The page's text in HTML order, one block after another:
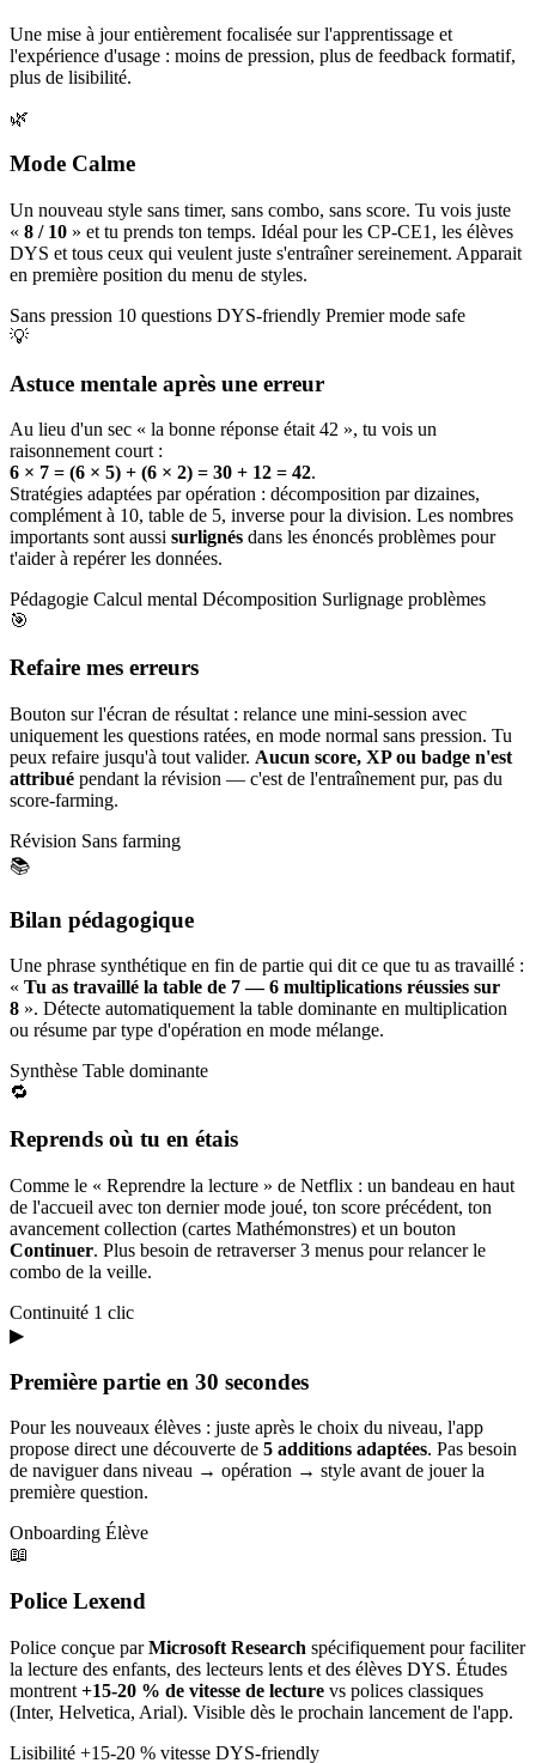
Une mise à jour entièrement focalisée sur l'apprentissage et
l'expérience d'usage : moins de pression, plus de feedback formatif,
plus de lisibilité.
🌿
Mode Calme
Un nouveau style sans timer, sans combo, sans score. Tu vois juste
« 8 / 10 » et tu prends ton temps. Idéal pour les CP-CE1, les élèves
DYS et tous ceux qui veulent juste s'entraîner sereinement. Apparait
en première position du menu de styles.
Sans pression 10 questions DYS-friendly Premier mode safe
💡
Astuce mentale après une erreur
Au lieu d'un sec « la bonne réponse était 42 », tu vois un
raisonnement court :
6 × 7 = (6 × 5) + (6 × 2) = 30 + 12 = 42.
Stratégies adaptées par opération : décomposition par dizaines,
complément à 10, table de 5, inverse pour la division. Les nombres
importants sont aussi surlignés dans les énoncés problèmes pour
t'aider à repérer les données.
Pédagogie Calcul mental Décomposition Surlignage problèmes
🎯
Refaire mes erreurs
Bouton sur l'écran de résultat : relance une mini-session avec
uniquement les questions ratées, en mode normal sans pression. Tu
peux refaire jusqu'à tout valider. Aucun score, XP ou badge n'est
attribué pendant la révision — c'est de l'entraînement pur, pas du
score-farming.
Révision Sans farming
📚
Bilan pédagogique
Une phrase synthétique en fin de partie qui dit ce que tu as travaillé :
« Tu as travaillé la table de 7 — 6 multiplications réussies sur
8 ». Détecte automatiquement la table dominante en multiplication
ou résume par type d'opération en mode mélange.
Synthèse Table dominante
🔁
Reprends où tu en étais
Comme le « Reprendre la lecture » de Netflix : un bandeau en haut
de l'accueil avec ton dernier mode joué, ton score précédent, ton
avancement collection (cartes Mathémonstres) et un bouton
Continuer. Plus besoin de retraverser 3 menus pour relancer le
combo de la veille.
Continuité 1 clic
▶
Première partie en 30 secondes
Pour les nouveaux élèves : juste après le choix du niveau, l'app
propose direct une découverte de 5 additions adaptées. Pas besoin
de naviguer dans niveau → opération → style avant de jouer la
première question.
Onboarding Élève
📖
Police Lexend
Police conçue parMicrosoft Research spécifiquement pour faciliter
la lecture des enfants, des lecteurs lents et des élèves DYS. Études
montrent +15-20 % de vitesse de lecture vs polices classiques
(Inter, Helvetica, Arial). Visible dès le prochain lancement de l'app.
Lisibilité +15-20 % vitesse DYS-friendly